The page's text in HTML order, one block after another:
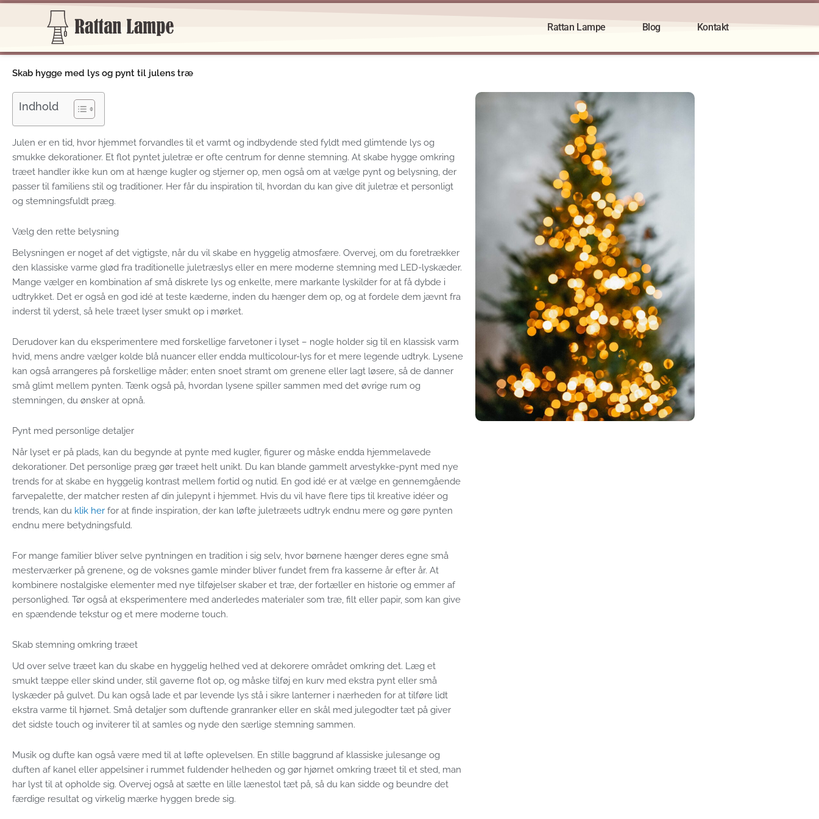
Gå
Rattan Lampe Blog Kontakt
Skab hygge med lys og pynt til julens træ
Indhold
Julen er en tid, hvor hjemmet forvandles til et varmt og indbydende sted fyldt med glimtende lys og
smukke dekorationer. Et flot pyntet juletræ er ofte centrum for denne stemning. At skabe hygge omkring
træet handler ikke kun om at hænge kugler og stjerner op, men også om at vælge pynt og belysning, der
passer til familiens stil og traditioner. Her får du inspiration til, hvordan du kan give dit juletræ et personligt
og stemningsfuldt præg.
Vælg den rette belysning
Belysningen er noget af det vigtigste, når du vil skabe en hyggelig atmosfære. Overvej, om du foretrækker
den klassiske varme glød fra traditionelle juletræslys eller en mere moderne stemning med LED-lyskæder.
Mange vælger en kombination af små diskrete lys og enkelte, mere markante lyskilder for at få dybde i
udtrykket. Det er også en god idé at teste kæderne, inden du hænger dem op, og at fordele dem jævnt fra
inderst til yderst, så hele træet lyser smukt op i mørket.
Derudover kan du eksperimentere med forskellige farvetoner i lyset – nogle holder sig til en klassisk varm
hvid, mens andre vælger kolde blå nuancer eller endda multicolour-lys for et mere legende udtryk. Lysene
kan også arrangeres på forskellige måder; enten snoet stramt om grenene eller lagt løsere, så de danner
små glimt mellem pynten. Tænk også på, hvordan lysene spiller sammen med det øvrige rum og
stemningen, du ønsker at opnå.
Pynt med personlige detaljer
Når lyset er på plads, kan du begynde at pynte med kugler, figurer og måske endda hjemmelavede
dekorationer. Det personlige præg gør træet helt unikt. Du kan blande gammelt arvestykke-pynt med nye
trends for at skabe en hyggelig kontrast mellem fortid og nutid. En god idé er at vælge en gennemgående
farvepalette, der matcher resten af din julepynt i hjemmet. Hvis du vil have flere tips til kreative idéer og
trends, kan du klik her for at finde inspiration, der kan løfte juletræets udtryk endnu mere og gøre pynten
endnu mere betydningsfuld.
For mange familier bliver selve pyntningen en tradition i sig selv, hvor børnene hænger deres egne små
mesterværker på grenene, og de voksnes gamle minder bliver fundet frem fra kasserne år efter år. At
kombinere nostalgiske elementer med nye tilføjelser skaber et træ, der fortæller en historie og emmer af
personlighed. Tør også at eksperimentere med anderledes materialer som træ, filt eller papir, som kan give
en spændende tekstur og et mere moderne touch.
Skab stemning omkring træet
Ud over selve træet kan du skabe en hyggelig helhed ved at dekorere området omkring det. Læg et
smukt tæppe eller skind under, stil gaverne flot op, og måske tilføj en kurv med ekstra pynt eller små
lyskæder på gulvet. Du kan også lade et par levende lys stå i sikre lanterner i nærheden for at tilføre lidt
ekstra varme til hjørnet. Små detaljer som duftende granranker eller en skål med julegodter tæt på giver
det sidste touch og inviterer til at samles og nyde den særlige stemning sammen.
Musik og dufte kan også være med til at løfte oplevelsen. En stille baggrund af klassiske julesange og
duften af kanel eller appelsiner i rummet fuldender helheden og gør hjørnet omkring træet til et sted, man
har lyst til at opholde sig. Overvej også at sætte en lille lænestol tæt på, så du kan sidde og beundre det
færdige resultat og virkelig mærke hyggen brede sig.